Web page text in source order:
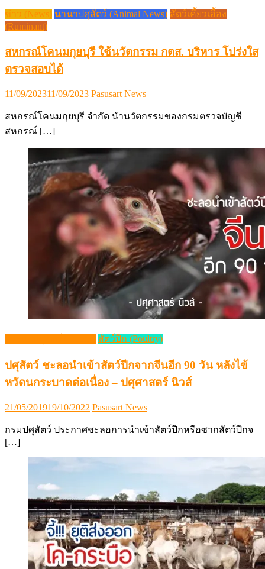
ข่าว (News) นานาปศุสัตว์ (Animal News) สัตว์เคี้ยวเอื้อง
(Ruminant)
สหกรณ์โคนมกุยบุรี ใช้นวัตกรรม กตส. บริหาร โปร่งใส
ตรวจสอบได้
Posted
11/09/202311/09/2023 Author
Pasusart News
สหกรณ์โคนมกุยบุรี จำกัด นำนวัตกรรมของกรมตรวจบัญชี
สหกรณ์ […]
สัตว์ปีก (Poultry)
ปศุสัตว์ ชะลอนำเข้าสัตว์ปีกจากจีนอีก 90 วัน หลังไข้
หวัดนกระบาดต่อเนื่อง – ปศุศาสตร์ นิวส์
Posted
21/05/201919/10/2022 Author
Pasusart News
กรมปศุสัตว์ ประกาศชะลอการนำเข้าสัตว์ปีกหรือซากสัตว์ปีกจ
[…]